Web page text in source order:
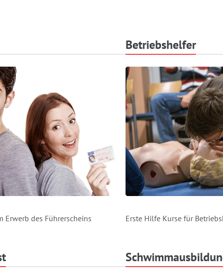
Erwerb des Führerscheins
Betriebshelfer
Erste Hilfe Kurse für